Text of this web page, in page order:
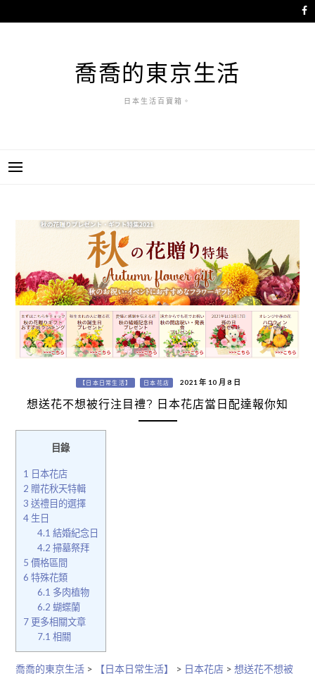
至
喬喬的東京生活
日本生活百寶箱。
【日本日常生活】 日本花店 2021 年 10 月 8 日
想送花不想被行注目禮? 日本花店當日配達報你知
目錄
1 日本花店
2 贈花秋天特輯
3 送禮目的選擇
4生日
4.1 結婚紀念日
4.2 掃墓祭拜
5 價格區間
6 特殊花類
6.1 多肉植物
6.2 蝴蝶蘭
7更多相關文章
7.1 相關
喬喬的東京生活> 【日本日常生活】 > 日本花店> 想送花不想被